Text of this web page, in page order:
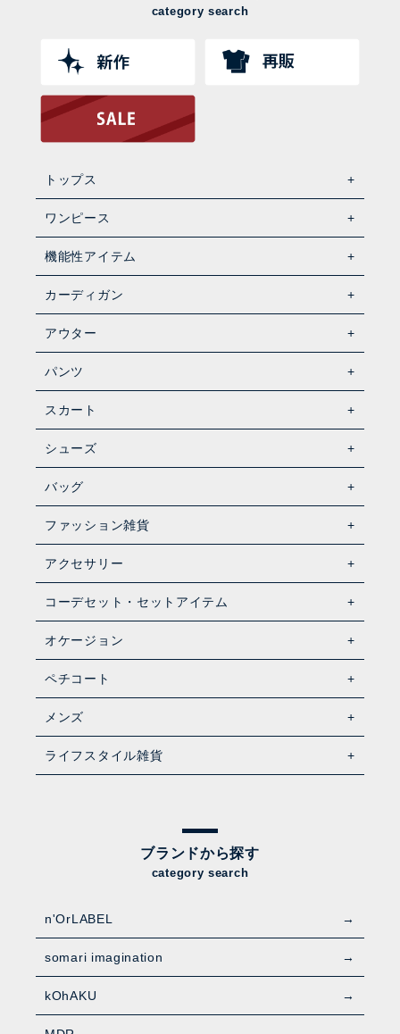
category search
トップス
ワンピース
機能性アイテム
カーディガン
アウター
パンツ
スカート
シューズ
バッグ
ファッション雑貨
アクセサリー
コーデセット・セットアイテム
オケージョン
ペチコート
メンズ
ライフスタイル雑貨
ブランドから探す
category search
n'OrLABEL
somari imagination
kOhAKU